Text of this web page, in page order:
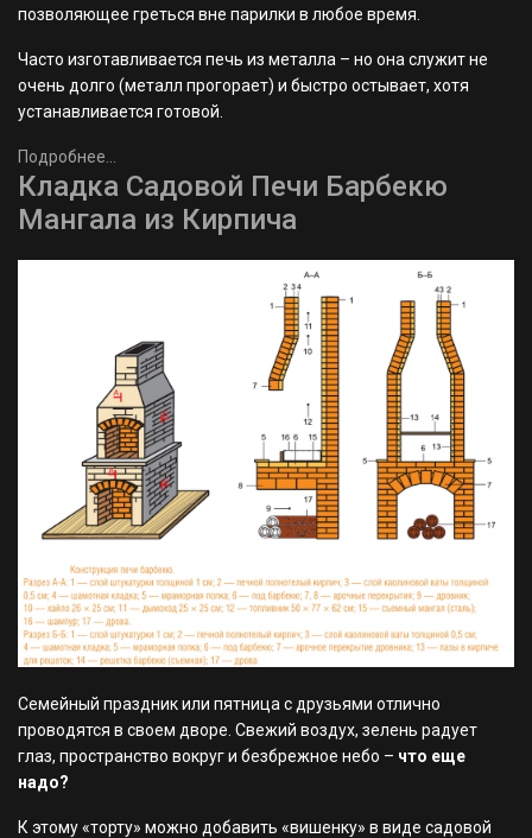
позволяющее греться вне парилки в любое время.
Часто изготавливается печь из металла – но она служит не
очень долго (металл прогорает) и быстро остывает, хотя
устанавливается готовой.
Подробнее...
Кладка Садовой Печи Барбекю
Мангала из Кирпича
Семейный праздник или пятница с друзьями отлично
проводятся в своем дворе. Свежий воздух, зелень радует
глаз, пространство вокруг и безбрежное небо – что еще
надо?
К этому «торту» можно добавить «вишенку» в виде садовой